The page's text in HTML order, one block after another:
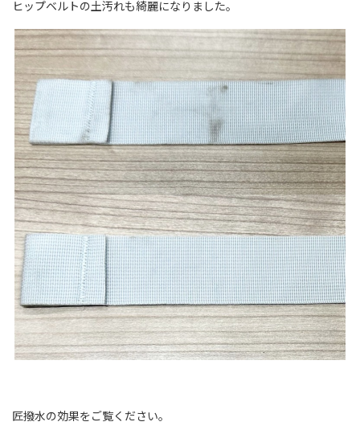
ヒップベルトの土汚れも綺麗になりました。
匠撥水の効果をご覧ください。